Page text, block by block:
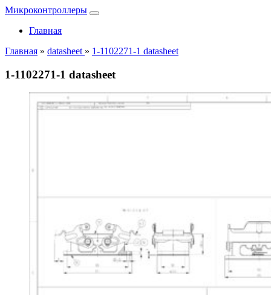
Микроконтроллеры
Главная
Главная » datasheet » 1-1102271-1 datasheet
1-1102271-1 datasheet